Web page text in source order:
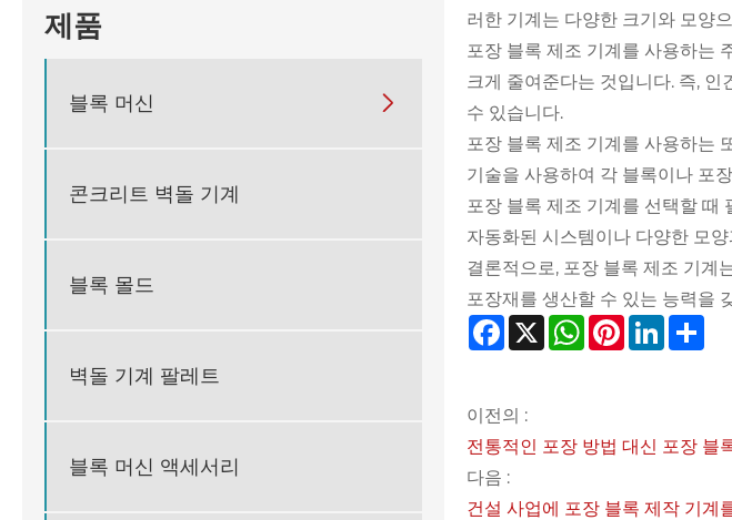
제품
블록 머신 
콘크리트 벽돌 기계
블록 몰드
벽돌 기계 팔레트
블록 머신 액세서리
러한 기계는 다양한 크기와 모양
포장 블록 제조 기계를 사용하는
크게 줄여준다는 것입니다. 즉,
수 있습니다.
포장 블록 제조 기계를 사용하는
기술을 사용하여 각 블록이나 포
포장 블록 제조 기계를 선택할 때
자동화된 시스템이나 다양한 모
결론적으로, 포장 블록 제조 기계
포장재를 생산할 수 있는 능력을
Facebook
X WhatsApp
PinterestLinkedIn
이전의 :
전통적인 포장 방법 대신 포장 블
다음 :
건설 사업에 포장 블록 제작 기계